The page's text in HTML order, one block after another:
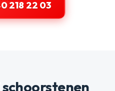
218 22 03